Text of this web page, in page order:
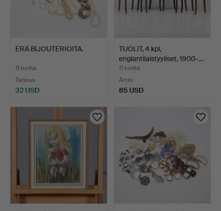
ERÄ BIJOUTERIOITA.
11 tuntia
Tarjous
32 USD
TUOLIT, 4 kpl,
englantilaistyyliset, 1900-…
11 tuntia
Arvio
85 USD